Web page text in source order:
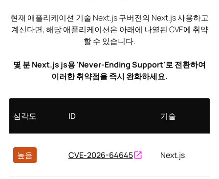
현재 애플리케이션 기술 Next.js 구버전의 Next.js 사용하고
계신다면, 해당 애플리케이션은 아래에 나열된 CVE에 취약
할 수 있습니다.
몇 분 Next.js js용 'Never-Ending Support'로 전환하여
이러한 취약점을 즉시 완화하세요.
심각도 ID 기술
높음 CVE-2026-64645 Next.js